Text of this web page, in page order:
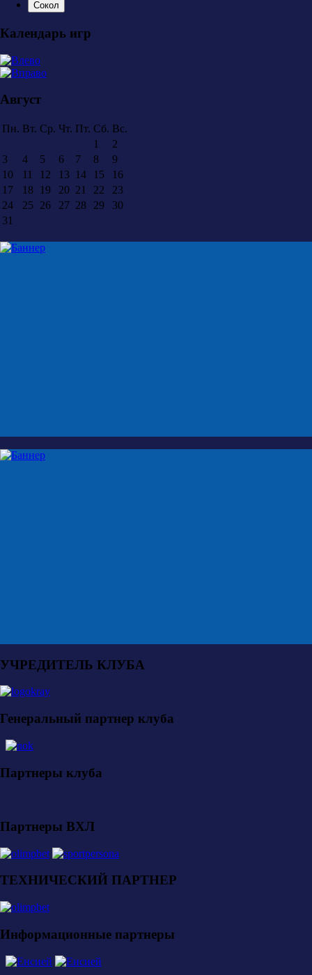
Сокол
Календарь игр
Август
Пн. Вт. Ср. Чт. Пт. Сб. Вс.
1
2
3
4 5 6 7 8
9
10
11 12 13 14 15
16
17
18 19 20 21 22
23
24
25 26 27 28 29
30
31
УЧРЕДИТЕЛЬ КЛУБА
Генеральный партнер клуба
Партнеры клуба
Партнеры ВХЛ
ТЕХНИЧЕСКИЙ ПАРТНЕР
Информационные партнеры